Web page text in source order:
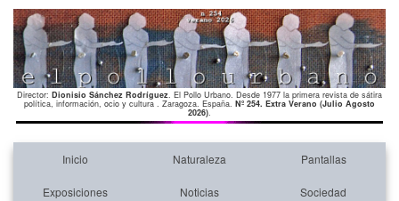
Director: Dionisio Sánchez Rodríguez. El Pollo Urbano. Desde 1977 la primera revista de sátira
política, información, ocio y cultura . Zaragoza. España. Nº 254. Extra Verano (Julio Agosto
2026).
Inicio Naturaleza Pantallas
Exposiciones Noticias Sociedad